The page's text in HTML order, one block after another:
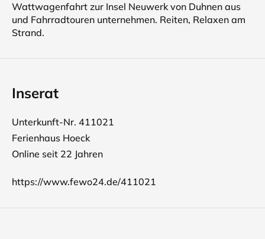
Wattwagenfahrt zur Insel Neuwerk von Duhnen aus
und Fahrradtouren unternehmen. Reiten, Relaxen am
Strand.
Inserat
Unterkunft-Nr. 411021
Ferienhaus Hoeck
Online seit 22 Jahren
https://www.fewo24.de/411021